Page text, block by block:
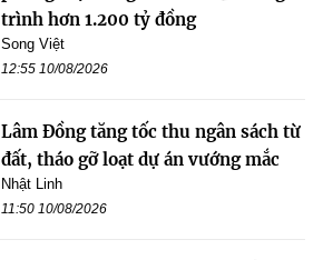
trình hơn 1.200 tỷ đồng
Song Việt
12:55 10/08/2026
Lâm Đồng tăng tốc thu ngân sách từ
đất, tháo gỡ loạt dự án vướng mắc
Nhật Linh
11:50 10/08/2026